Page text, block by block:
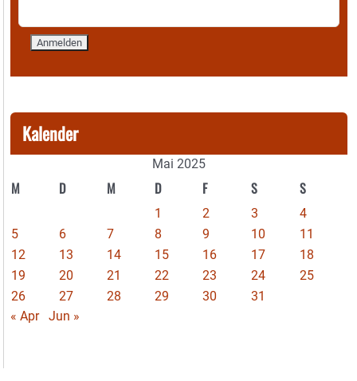
Kalender
Mai 2025
M D M D F S S
1 2 3
4
5
6 7 8 9 10
11
12
13 14 15 16 17
18
19
20 21 22 23 24
25
26
27 28 29 30
31
« Apr
Jun »